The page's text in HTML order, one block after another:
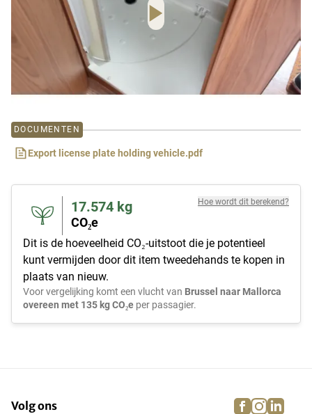
DOCUMENTEN
Export license plate holding vehicle.pdf
17.574 kg
CO₂e
Hoe wordt dit berekend?
Dit is de hoeveelheid CO₂-uitstoot die je potentieel
kunt vermijden door dit item tweedehands te kopen in
plaats van nieuw.
Voor vergelijking komt een vlucht van Brussel naar Mallorca
overeen met 135 kg CO₂e per passagier.
Volg ons facebook